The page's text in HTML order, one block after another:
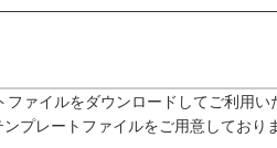
ファイルをダウンロードしてご利用
プレートファイルをご用意しており